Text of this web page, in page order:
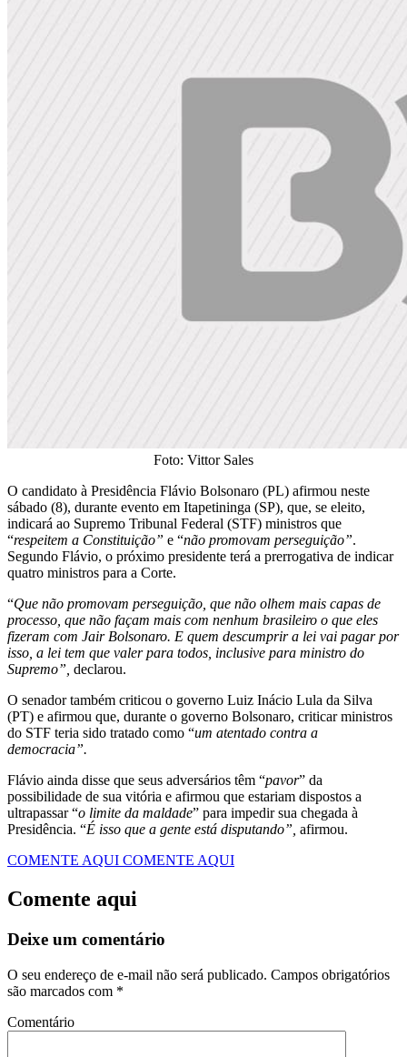
Foto: Vittor Sales
O candidato à Presidência Flávio Bolsonaro (PL) afirmou neste
sábado (8), durante evento em Itapetininga (SP), que, se eleito,
indicará ao Supremo Tribunal Federal (STF) ministros que
“respeitem a Constituição” e “não promovam perseguição”.
Segundo Flávio, o próximo presidente terá a prerrogativa de indicar
quatro ministros para a Corte.
“Que não promovam perseguição, que não olhem mais capas de
processo, que não façam mais com nenhum brasileiro o que eles
fizeram com Jair Bolsonaro. E quem descumprir a lei vai pagar por
isso, a lei tem que valer para todos, inclusive para ministro do
Supremo”, declarou.
O senador também criticou o governo Luiz Inácio Lula da Silva
(PT) e afirmou que, durante o governo Bolsonaro, criticar ministros
do STF teria sido tratado como “um atentado contra a
democracia”.
Flávio ainda disse que seus adversários têm “pavor” da
possibilidade de sua vitória e afirmou que estariam dispostos a
ultrapassar “o limite da maldade” para impedir sua chegada à
Presidência. “É isso que a gente está disputando”, afirmou.
COMENTE AQUI COMENTE AQUI
Comente aqui
Deixe um comentário
O seu endereço de e-mail não será publicado. Campos obrigatórios
são marcados com *
Comentário